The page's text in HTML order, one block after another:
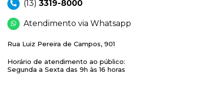
(13) 3319-8000
Atendimento via Whatsapp
Rua Luiz Pereira de Campos, 901
Horário de atendimento ao público:
Segunda a Sexta das 9h às 16 horas